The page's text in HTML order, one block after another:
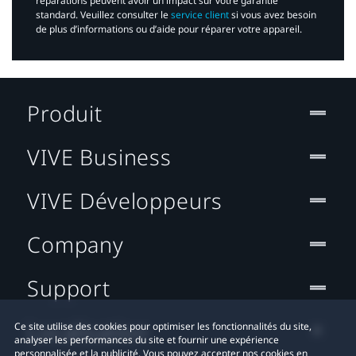
standard. Veuillez consulter leservice clientsi vous avez besoin
de plus d’informations ou d’aide pour réparer votre appareil.​
Ce site utilise des cookies pour optimiser les fonctionnalités du site,
analyser les performances du site et fournir une expérience
personnalisée et la publicité. Vous pouvez accepter nos cookies en
Produit
VIVE Business
VIVE Développeurs
Company
Support
Localisation